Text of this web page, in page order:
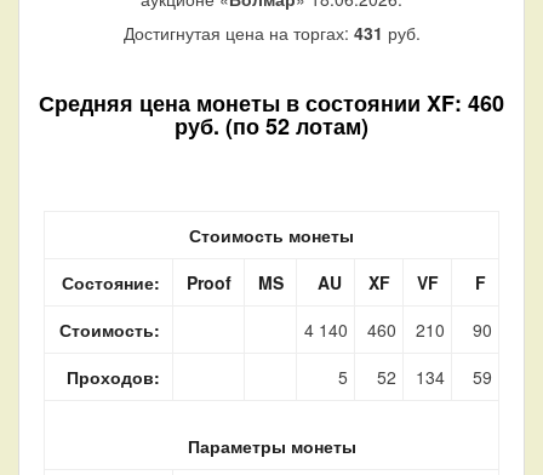
Достигнутая цена на торгах: 431 руб.
Средняя цена монеты в состоянии XF: 460
руб. (по 52 лотам)
Стоимость монеты
Состояние:
Proof MS AU XF VF
F
Стоимость:
4 140 460 210
90
Проходов:
5 52 134 59
Параметры монеты